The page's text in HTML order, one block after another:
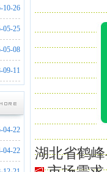
10-26
05-25
05-08
09-11
04-22
04-22
02-21
08-22
湖北省鹤